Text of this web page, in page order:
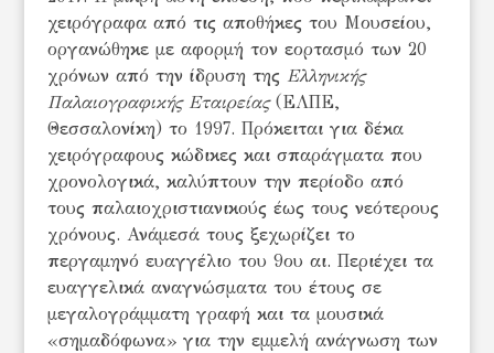
χειρόγραφα από τις αποθήκες του Μουσείου,
οργανώθηκε με αφορμή τον εορτασμό των 20
χρόνων από την ίδρυση της Ελληνικής
Παλαιογραφικής Εταιρείας (ΕΛΠΕ,
Θεσσαλονίκη) το 1997. Πρόκειται για δέκα
χειρόγραφους κώδικες και σπαράγματα που
χρονολογικά, καλύπτουν την περίοδο από
τους παλαιοχριστιανικούς έως τους νεότερους
χρόνους. Ανάμεσά τους ξεχωρίζει το
περγαμηνό ευαγγέλιο του 9ου αι. Περιέχει τα
ευαγγελικά αναγνώσματα του έτους σε
μεγαλογράμματη γραφή και τα μουσικά
«σημαδόφωνα» για την εμμελή ανάγνωση των